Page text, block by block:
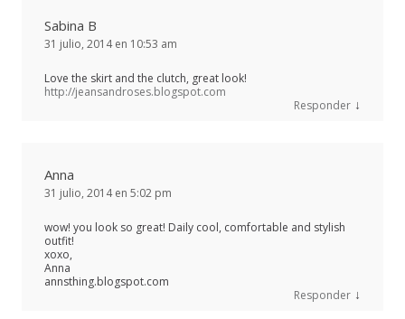
Sabina B
31 julio, 2014 en 10:53 am
Love the skirt and the clutch, great look!
http://jeansandroses.blogspot.com
Responder ↓
Anna
31 julio, 2014 en 5:02 pm
wow! you look so great! Daily cool, comfortable and stylish
outfit!
xoxo,
Anna
annsthing.blogspot.com
Responder ↓